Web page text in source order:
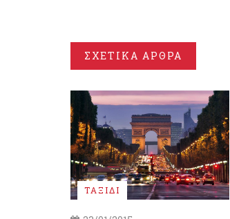
ΣΧΕΤΙΚΑ ΑΡΘΡΑ
ΤΑΞΙΔΙ